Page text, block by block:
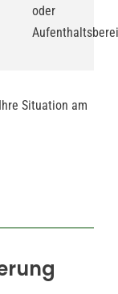
oder
Situation am